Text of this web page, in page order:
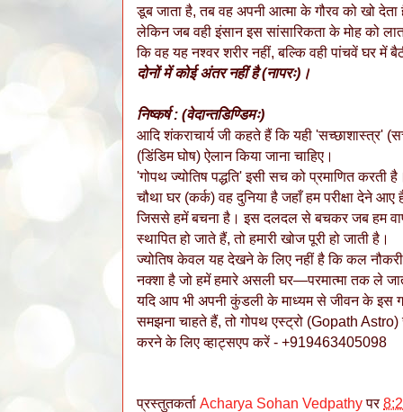
डूब जाता है, तब वह अपनी आत्मा के गौरव को खो
लेकिन जब वही इंसान इस सांसारिकता के मोह को
कि वह यह नश्वर शरीर नहीं, बल्कि वही पांचवें घर में
दोनों में कोई अंतर नहीं है (नापरः)।
निष्कर्ष : (वेदान्तडिण्डिमः)
आदि शंकराचार्य जी कहते हैं कि यही 'सच्छाशास्त्र'
(डिंडिम घोष) ऐलान किया जाना चाहिए।
'गोपथ ज्योतिष पद्धति' इसी सच को प्रमाणित करती
चौथा घर (कर्क) वह दुनिया है जहाँ हम परीक्षा देने
जिससे हमें बचना है। इस दलदल से बचकर जब हम
स्थापित हो जाते हैं, तो हमारी खोज पूरी हो जाती है।
ज्योतिष केवल यह देखने के लिए नहीं है कि कल नौकरी
नक्शा है जो हमें हमारे असली घर—परमात्मा तक ले
यदि आप भी अपनी कुंडली के माध्यम से जीवन के इस
समझना चाहते हैं, तो गोपथ एस्ट्रो (Gopath
करने के लिए व्हाट्सएप करें - +919463405098
प्रस्तुतकर्ता Acharya Sohan Vedpathy पर